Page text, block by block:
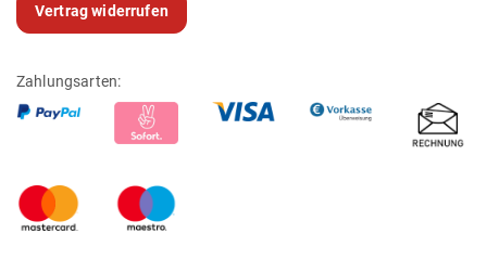
Vertrag widerrufen
Zahlungsarten: